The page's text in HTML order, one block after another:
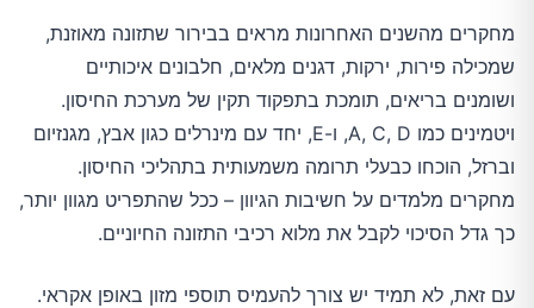
מחקרים מהשנים האחרונות מראים בבירור שתזונה מאוזנת,
שמכילה פירות, ירקות, דגנים מלאים, חלבונים איכותיים
ושומנים בריאים, תומכת בתפקוד תקין של מערכת החיסון.
ויטמינים כמו A, C, D, ו-E, יחד עם מינרלים כגון אבץ, מגנזיום
וברזל, הוכחו כבעלי תרומה משמעותית בתהליכי החיסון.
מחקרים מלמדים על חשיבות הגיוון – ככל שהתפריט מגוון יותר,
כך גדל הסיכוי לקבל את מלוא רכיבי התזונה החיוניים.
עם זאת, לא תמיד יש צורך להעמיס תוספי מזון באופן אקראי.